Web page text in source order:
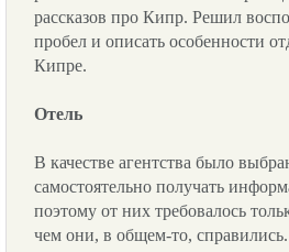
рассказов про Кипр. Решил
пробел и описать особенности
Кипре.
Отель
В качестве агентства было
самостоятельно получать
поэтому от них требовалось
чем они, в общем-то,